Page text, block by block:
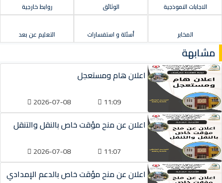
الاجابات النموذجية الوثائق روابط خارجية
المخابر أسئلة و استفسارات التعليم عن بعد
مشابهة
اعلان هام ومستعجل
11:09
2026-07-08
اعلان عن منح مؤقت خاص بالنقل والتنقل
11:07
2026-07-08
اعلان عن منح مؤقت خاص بالدعم الإمدادي